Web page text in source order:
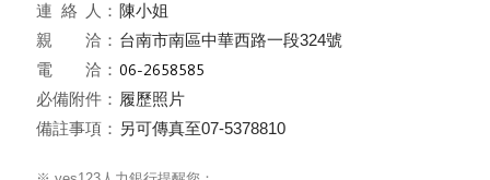
連絡
人： 陳小姐
親 洽： 台南市南區中華西路一段324號
電 洽：
必備附件： 履歷照片
備註事項： 另可傳真至07-5378810